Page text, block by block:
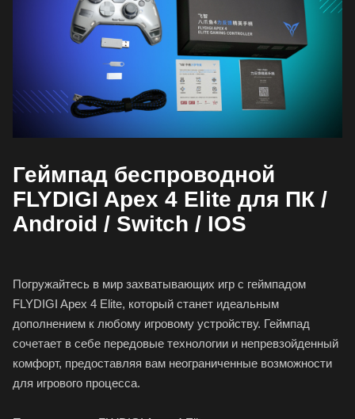
Геймпад беспроводной
FLYDIGI Apex 4 Elite для ПК /
Android / Switch / IOS
Погружайтесь в мир захватывающих игр с геймпадом
FLYDIGI Apex 4 Elite, который станет идеальным
дополнением к любому игровому устройству. Геймпад
сочетает в себе передовые технологии и непревзойденный
комфорт, предоставляя вам неограниченные возможности
для игрового процесса.